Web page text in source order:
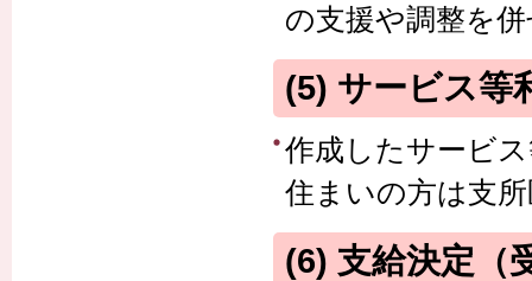
の支援や調整を
(5) サービス等
作成したサービ
住まいの方は支
(6) 支給決定（